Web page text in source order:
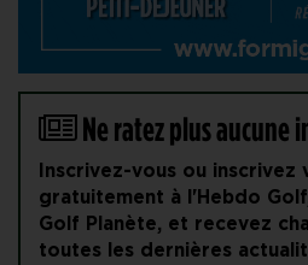
Ne ratez plus aucune
Inscrivez-vous ou inscrivez
gratuitement à l'Hebdo
Golf Planète, et recevez
toutes les dernières